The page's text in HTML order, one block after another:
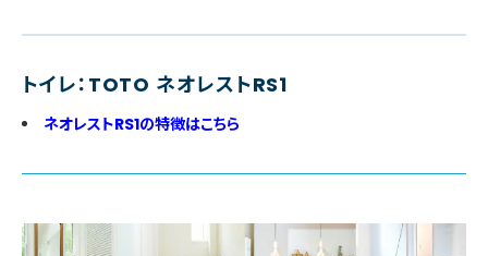
トイレ：TOTO ネオレストRS1
ネオレストRS1の特徴はこちら